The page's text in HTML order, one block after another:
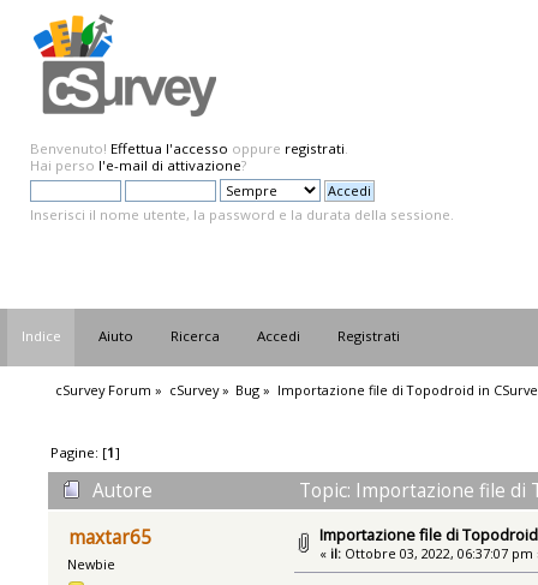
Benvenuto! Effettua l'accesso oppure registrati.
Hai perso l'e-mail di attivazione?
Inserisci il nome utente, la password e la durata della sessione.
Indice Aiuto Ricerca Accedi Registrati
cSurvey Forum » cSurvey» Bug » Importazione file di Topodroid in
Pagine: [1]
Autore
Topic: Importazione file di
maxtar65
Newbie
Importazione file di
« il: Ottobre 03, 2022, 06:37:07 pm